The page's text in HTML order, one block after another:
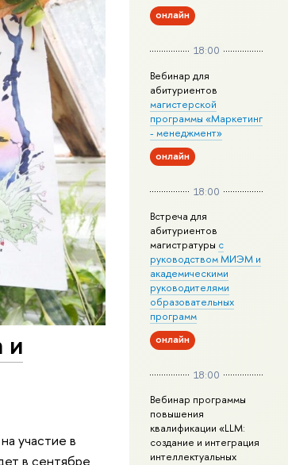
онлайн
18:00
Вебинар для
абитуриентов
магистерской
программы «Маркетинг
- менеджмент»
онлайн
18:00
Встреча для
абитуриентов
магистратуры с
руководством МИЭМ и
академическими
руководителями
образовательных
программ
онлайн
18:00
Вебинар программы
повышения
квалификации «LLM:
создание и интеграция
интеллектуальных
и
участие в
в сентябре